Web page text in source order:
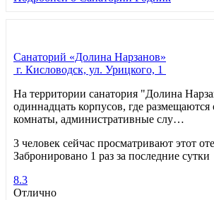
Санаторий «Долина Нарзанов»
г. Кисловодск, ул. Урицкого, 1
На территории санатория "Долина
одиннадцать корпусов, где размещаются
комнаты, административные слу…
3 человек сейчас просматривают этот
Забронировано 1 раз за последние сутки
8.3
Отлично